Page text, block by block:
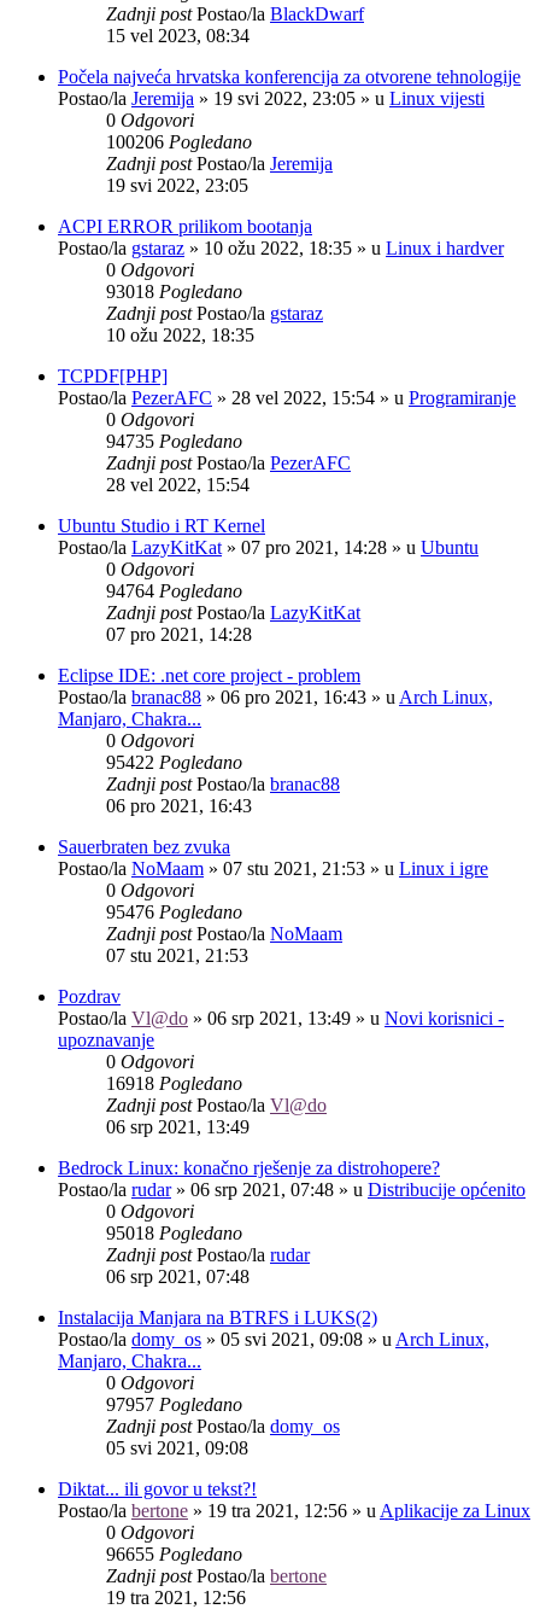
Zadnji postPostao/la BlackDwarf
15 vel 2023, 08:34
Počela najveća hrvatska konferencija za otvorene tehnologije
Postao/la Jeremija » 19 svi 2022, 23:05 » u Linux vijesti
0 Odgovori
100206 Pogledano
Zadnji postPostao/la Jeremija
19 svi 2022, 23:05
ACPI ERROR prilikom bootanja
Postao/la gstaraz » 10 ožu 2022, 18:35 » u Linux i hardver
0 Odgovori
93018 Pogledano
Zadnji postPostao/la gstaraz
10 ožu 2022, 18:35
TCPDF[PHP]
Postao/la PezerAFC » 28 vel 2022, 15:54 » u Programiranje
0 Odgovori
94735 Pogledano
Zadnji postPostao/la PezerAFC
28 vel 2022, 15:54
Ubuntu Studio i RT Kernel
Postao/la LazyKitKat » 07 pro 2021, 14:28 » u Ubuntu
0 Odgovori
94764 Pogledano
Zadnji postPostao/la LazyKitKat
07 pro 2021, 14:28
Eclipse IDE: .net core project - problem
Postao/la branac88 » 06 pro 2021, 16:43 » u Arch Linux,
Manjaro, Chakra...
0 Odgovori
95422 Pogledano
Zadnji postPostao/la branac88
06 pro 2021, 16:43
Sauerbraten bez zvuka
Postao/la NoMaam » 07 stu 2021, 21:53 » u Linux i igre
0 Odgovori
95476 Pogledano
Zadnji postPostao/la NoMaam
07 stu 2021, 21:53
Pozdrav
Postao/la Vl@do » 06 srp 2021, 13:49 » u Novi korisnici -
upoznavanje
0 Odgovori
16918 Pogledano
Zadnji postPostao/la Vl@do
06 srp 2021, 13:49
Bedrock Linux: konačno rješenje za distrohopere?
Postao/la rudar» 06 srp 2021, 07:48 » u Distribucije općenito
0 Odgovori
95018 Pogledano
Zadnji postPostao/la rudar
06 srp 2021, 07:48
Instalacija Manjara na BTRFS i LUKS(2)
Postao/la domy_os » 05 svi 2021, 09:08 » u Arch Linux,
Manjaro, Chakra...
0 Odgovori
97957 Pogledano
Zadnji postPostao/la domy_os
05 svi 2021, 09:08
Diktat... ili govor u tekst?!
Postao/la bertone » 19 tra 2021, 12:56 » u Aplikacije za Linux
0 Odgovori
96655 Pogledano
Zadnji postPostao/la bertone
19 tra 2021, 12:56